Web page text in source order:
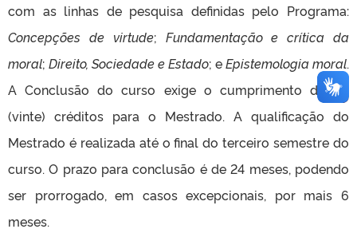
com as linhas de pesquisa definidas pelo Programa:
Concepções de virtude; Fundamentação e crítica da
moral; Direito, Sociedade e Estado; eEpistemologia moral.
A Conclusão do curso exige o cumprimento de 20
(vinte) créditos para o Mestrado. A qualificação do
Mestrado é realizada até o final do terceiro semestre do
curso. O prazo para conclusão é de 24 meses, podendo
ser prorrogado, em casos excepcionais, por mais 6
meses.